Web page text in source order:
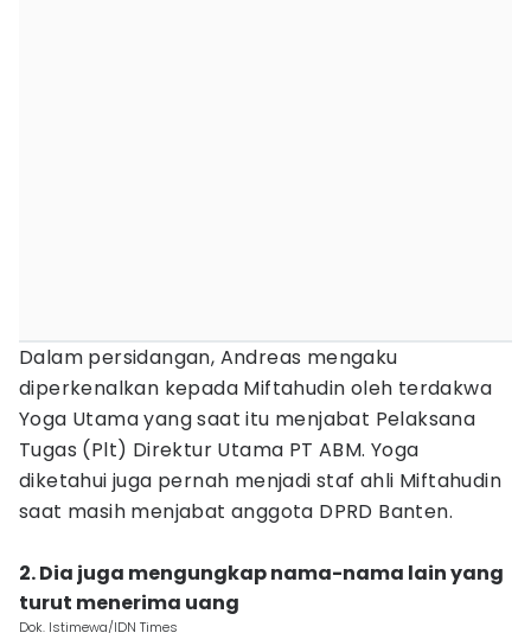
Dalam persidangan, Andreas mengaku
diperkenalkan kepada Miftahudin oleh terdakwa
Yoga Utama yang saat itu menjabat Pelaksana
Tugas (Plt) Direktur Utama PT ABM. Yoga
diketahui juga pernah menjadi staf ahli Miftahudin
saat masih menjabat anggota DPRD Banten.
2. Dia juga mengungkap nama-nama lain yang
turut menerima uang
Dok. Istimewa/IDN Times